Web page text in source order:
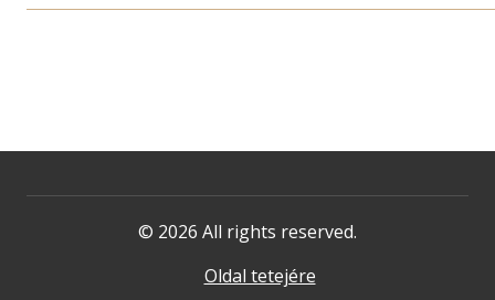
© 2026 All rights reserved.
Oldal tetejére